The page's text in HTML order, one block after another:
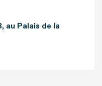
au Palais de la